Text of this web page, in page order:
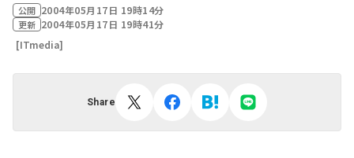
公開 2004年05月17日 19時14分
更新 2004年05月17日 19時41分
[ITmedia]
Share